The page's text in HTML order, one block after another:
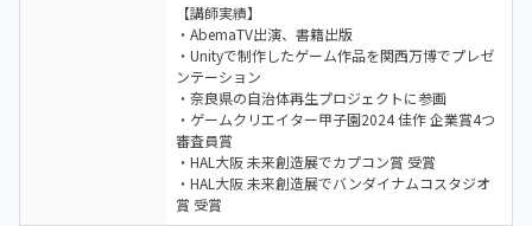
【講師実績】
・AbemaTV出演、書籍出版
・Unityで制作したゲーム作品を関西万博でプレゼ
ンテーション
・奈良県の自治体再生プロジェクトに参画
・ゲームクリエイター甲子園2024 佳作 企業賞4つ
審査員賞
・HAL大阪 未来創造展でカプコン賞 受賞
・HAL大阪 未来創造展でバンダイナムコスタジオ
賞 受賞